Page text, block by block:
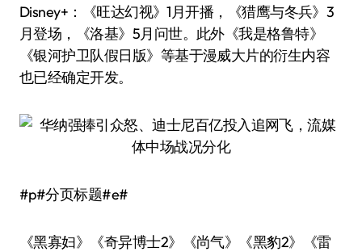
Disney+：《旺达幻视》1月开播，《猎鹰与冬兵》3
月登场，《洛基》5月问世。此外《我是格鲁特》
《银河护卫队假日版》等基于漫威大片的衍生内容
也已经确定开发。
#p#分页标题#e#
《黑寡妇》《奇异博士2》《尚气》《黑豹2》《雷